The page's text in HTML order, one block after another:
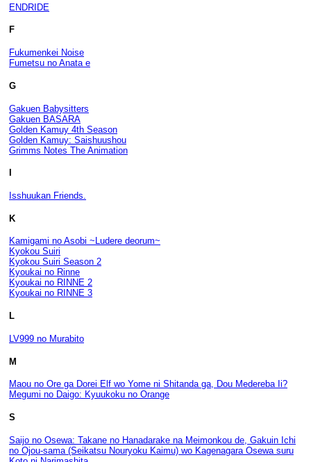
ENDRIDE
F
Fukumenkei Noise
Fumetsu no Anata e
G
Gakuen Babysitters
Gakuen BASARA
Golden Kamuy 4th Season
Golden Kamuy: Saishuushou
Grimms Notes The Animation
Isshuukan Friends.
K
Kamigami no Asobi ~Ludere deorum~
Kyokou Suiri
Kyokou Suiri Season 2
Kyoukai no Rinne
Kyoukai no RINNE 2
Kyoukai no RINNE 3
L
LV999 no Murabito
M
Maou no Ore ga Dorei Elf wo Yome ni Shitanda ga, Dou Medereba Ii?
Megumi no Daigo: Kyuukoku no Orange
S
Saijo no Osewa: Takane no Hanadarake na Meimonkou de, Gakuin Ichi
no Ojou-sama (Seikatsu Nouryoku Kaimu) wo Kagenagara Osewa suru